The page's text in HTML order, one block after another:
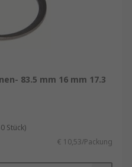
Enden, anstatt
Die offene
eine
Einbau sorgt der
nicht bewegen
haben eine
Dies ermöglicht
.
spezielle
83.5 mm 16 mm 17.3
Stück)
€ 10,53/Packung